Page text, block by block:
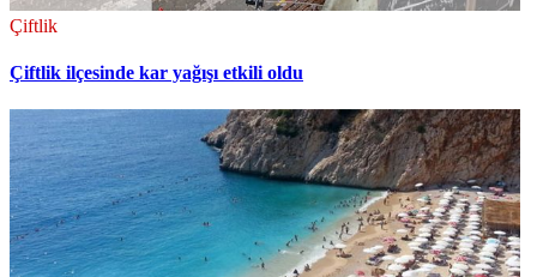
Çiftlik
Çiftlik ilçesinde kar yağışı etkili oldu